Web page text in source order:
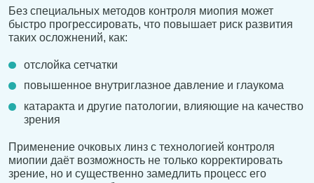
Без специальных методов контроля миопия может
быстро прогрессировать, что повышает риск развития
таких осложнений, как:
отслойка сетчатки
повышенное внутриглазное давление и глаукома
катаракта и другие патологии, влияющие на качество
зрения
Применение очковых линз с технологией контроля
миопии даёт возможность не только корректировать
зрение, но и существенно замедлить процесс его